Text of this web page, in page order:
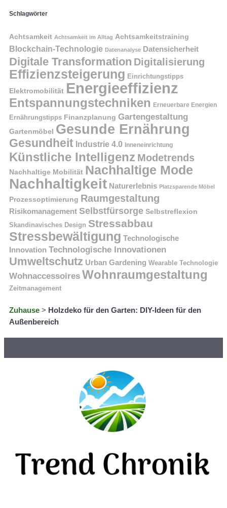
Schlagwörter
Achtsamkeit Achtsamkeit im Alltag Achtsamkeitstraining
Blockchain-Technologie Datenanalyse Datensicherheit
Digitale Transformation Digitalisierung
Effizienzsteigerung Einrichtungstipps
Elektromobilität Energieeffizienz
Entspannungstechniken Erneuerbare Energien
Ernährungstipps Finanzplanung Gartengestaltung
Gartenmöbel Gesunde Ernährung
Gesundheit Industrie 4.0 Inneneinrichtung
Künstliche Intelligenz Modetrends
Nachhaltige Mobilität Nachhaltige Mode
Nachhaltigkeit Naturerlebnis Platzsparende Möbel
Prozessoptimierung Raumgestaltung
Risikomanagement Selbstfürsorge Selbstreflexion
Skandinavisches Design Stressabbau
Stressbewältigung Technologische
Innovation Technologische Innovationen
Umweltschutz Urban Gardening Wearable Technologie
Wohnaccessoires Wohnraumgestaltung
Zeitmanagement
Zuhause > Holzdeko für den Garten: DIY-Ideen für den
Außenbereich